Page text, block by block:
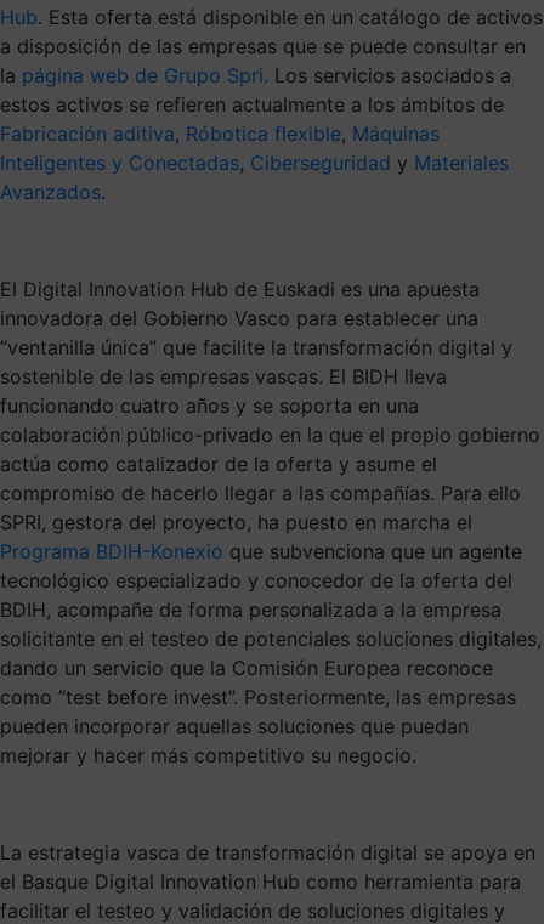
Hub. Esta oferta está disponible en un catálogo de activos
a disposición de las empresas que se puede consultar en
la página web de Grupo Spri. Los servicios asociados a
estos activos se refieren actualmente a los ámbitos de
Fabricación aditiva, Róbotica flexible, Máquinas
Inteligentes y Conectadas, Ciberseguridad y Materiales
Avanzados.
El Digital Innovation Hub de Euskadi es una apuesta
innovadora del Gobierno Vasco para establecer una
“ventanilla única” que facilite la transformación digital y
sostenible de las empresas vascas. El BIDH lleva
funcionando cuatro años y se soporta en una
colaboración público-privado en la que el propio gobierno
actúa como catalizador de la oferta y asume el
compromiso de hacerlo llegar a las compañías. Para ello
SPRI, gestora del proyecto, ha puesto en marcha el
Programa BDIH-Konexio que subvenciona que un agente
tecnológico especializado y conocedor de la oferta del
BDIH, acompañe de forma personalizada a la empresa
solicitante en el testeo de potenciales soluciones digitales,
dando un servicio que la Comisión Europea reconoce
como “test before invest”. Posteriormente, las empresas
pueden incorporar aquellas soluciones que puedan
mejorar y hacer más competitivo su negocio.
La estrategia vasca de transformación digital se apoya en
el Basque Digital Innovation Hub como herramienta para
facilitar el testeo y validación de soluciones digitales y